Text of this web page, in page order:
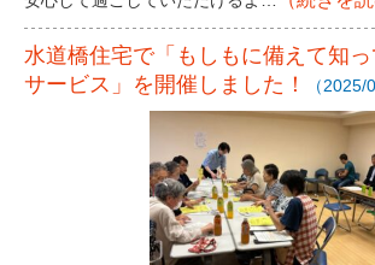
水道橋住宅で「もしもに備えて知
サービス」を開催しました！
（2025/